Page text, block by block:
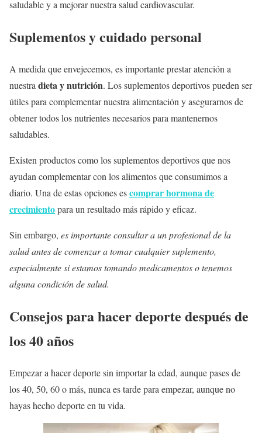
saludable y a mejorar nuestra salud cardiovascular.
Suplementos y cuidado personal
A medida que envejecemos, es importante prestar atención a
nuestra dieta y nutrición. Los suplementos deportivos pueden ser
útiles para complementar nuestra alimentación y asegurarnos de
obtener todos los nutrientes necesarios para mantenernos
saludables.
Existen productos como los suplementos deportivos que nos
ayudan complementar con los alimentos que consumimos a
diario. Una de estas opciones escomprar hormona de
crecimientopara un resultado más rápido y eficaz.
Sin embargo, es importante consultar a un profesional de la
salud antes de comenzar a tomar cualquier suplemento,
especialmente si estamos tomando medicamentos o tenemos
alguna condición de salud.
Consejos para hacer deporte después de
los 40 años
Empezar a hacer deporte sin importar la edad, aunque pases de
los 40, 50, 60 o más, nunca es tarde para empezar, aunque no
hayas hecho deporte en tu vida.